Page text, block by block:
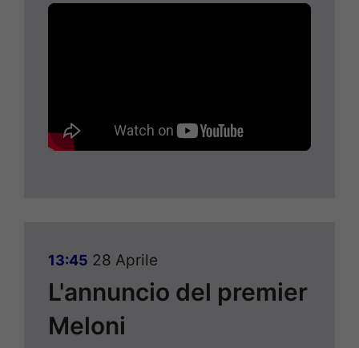
13:45 28 Aprile
L'annuncio del premier
Meloni